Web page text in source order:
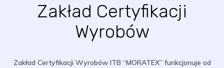
Zakład Certyfikacji
Wyrobów
Zakład Certyfikacji Wyrobów ITB “MORATEX” funkcjonuje od